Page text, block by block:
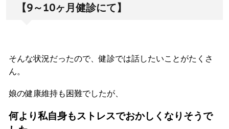
【9～10ヶ月健診にて】
そんな状況だったので、健診では話したいことがたくさ
ん。
娘の健康維持も困難でしたが、
何より私自身もストレスでおかしくなりそうで